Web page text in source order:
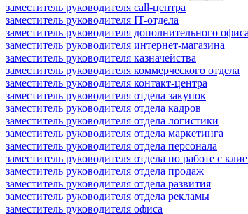
заместитель руководителя call-центра
заместитель руководителя IT-отдела
заместитель руководителя дополнительного офиса
заместитель руководителя интернет-магазина
заместитель руководителя казначейства
заместитель руководителя коммерческого отдела
заместитель руководителя контакт-центра
заместитель руководителя отдела закупок
заместитель руководителя отдела кадров
заместитель руководителя отдела логистики
заместитель руководителя отдела маркетинга
заместитель руководителя отдела персонала
заместитель руководителя отдела по работе с
заместитель руководителя отдела продаж
заместитель руководителя отдела развития
заместитель руководителя отдела рекламы
заместитель руководителя офиса